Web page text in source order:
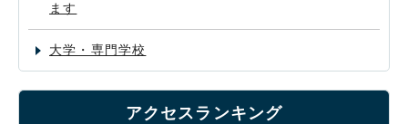
ます
大学・専門学校
アクセスランキング